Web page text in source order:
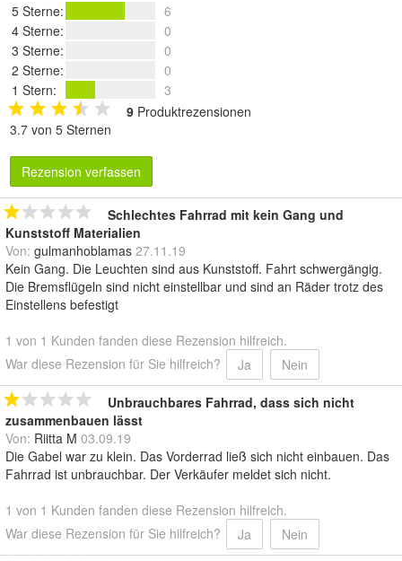
5 Sterne:
6
4 Sterne:
0
3 Sterne:
0
2 Sterne:
0
1 Stern:
3
9 Produktrezensionen
3.7 von 5 Sternen
Rezension verfassen
Schlechtes Fahrrad mit kein Gang und
Kunststoff Materialien
Von: gulmanhoblamas 27.11.19
Kein Gang. Die Leuchten sind aus Kunststoff. Fahrt schwergängig.
Die Bremsflügeln sind nicht einstellbar und sind an Räder trotz des
Einstellens befestigt
1 von 1 Kunden fanden diese Rezension hilfreich.
War diese Rezension für Sie hilfreich?
Ja Nein
Unbrauchbares Fahrrad, dass sich nicht
zusammenbauen lässt
Von: Riitta M 03.09.19
Die Gabel war zu klein. Das Vorderrad ließ sich nicht einbauen. Das
Fahrrad ist unbrauchbar. Der Verkäufer meldet sich nicht.
1 von 1 Kunden fanden diese Rezension hilfreich.
War diese Rezension für Sie hilfreich?
Ja Nein